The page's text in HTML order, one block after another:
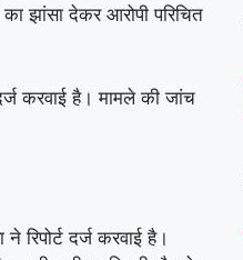
झांसा देकर आरोपी परिचित
करवाई है। मामले की जांच
रिपोर्ट दर्ज करवाई है।